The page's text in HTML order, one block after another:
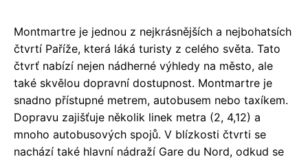
Montmartre je jednou z nejkrásnějších a nejbohatsích
čtvrtí Paříže, která láká turisty z celého světa. Tato
čtvrť nabízí nejen nádherné výhledy na město, ale
také skvělou dopravní dostupnost. Montmartre je
snadno přístupné metrem, autobusem nebo taxíkem.
Dopravu zajišťuje několik linek metra (2, 4,12) a
mnoho autobusových spojů. V blízkosti čtvrti se
nachází také hlavní nádraží Gare du Nord, odkud se